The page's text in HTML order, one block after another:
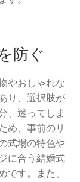
防ぐ
やおしゃれな
り、選択肢が
、迷ってしま
め、事前のリ
式場の特色や
に合う結婚式
です。また、